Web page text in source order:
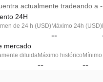
actualmente tradeando
24H
de 24 h (USD)Máximo 24h (USD)
--
mercado
diluidaMáximo histórico
-- --